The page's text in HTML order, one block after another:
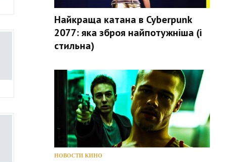
Найкраща катана в Cyberpunk
2077: яка зброя найпотужніша (і
стильна)
НОВОСТИ КИНО